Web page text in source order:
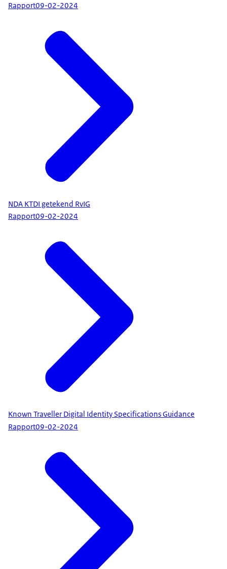
Rapport09-02-2024
NDA KTDI getekend RvIG
Rapport09-02-2024
Known Traveller Digital Identity Specifications Guidance
Rapport09-02-2024